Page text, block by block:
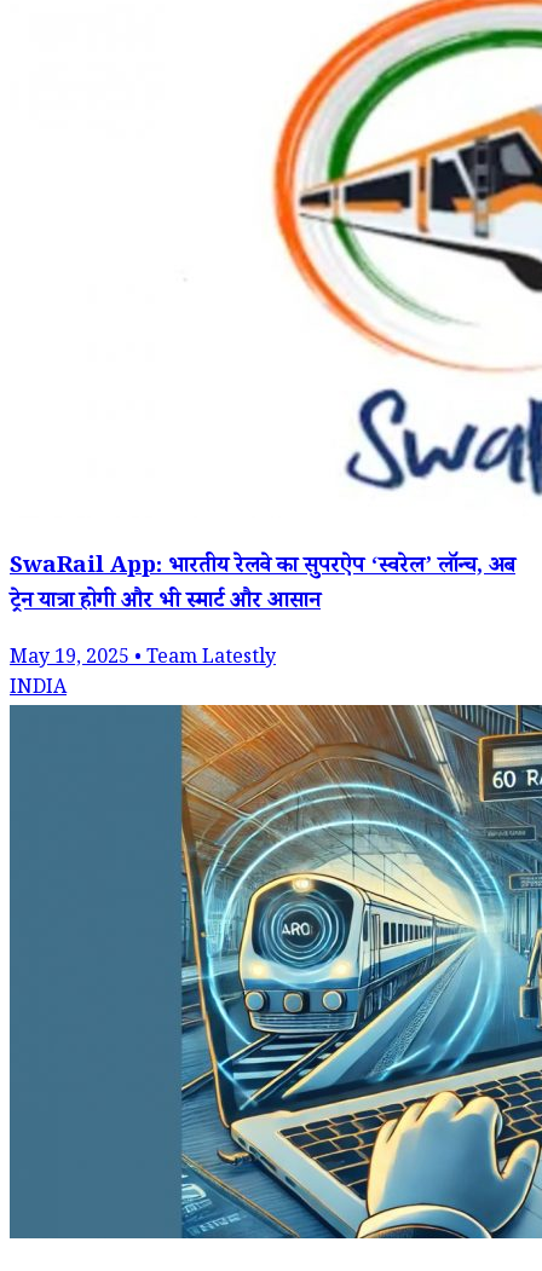
SwaRail App: भारतीय रेलवे का सुपरऐप ‘स्वरेल’ लॉन्च, अब
ट्रेन यात्रा होगी और भी स्मार्ट और आसान
May 19, 2025 • Team Latestly
INDIA